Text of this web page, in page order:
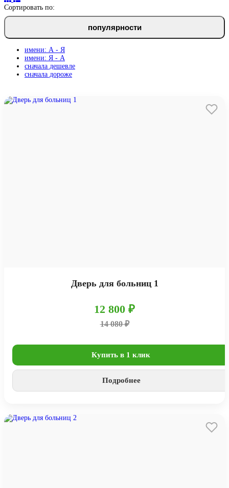
Сортировать по:
популярности
имени: А - Я
имени: Я - А
сначала дешевле
сначала дороже
Дверь для больниц 1
12 800 ₽
14 080 ₽
Купить в 1 клик
Подробнее